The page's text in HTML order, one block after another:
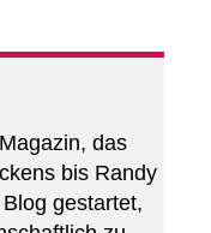
das
bis Randy
gestartet,